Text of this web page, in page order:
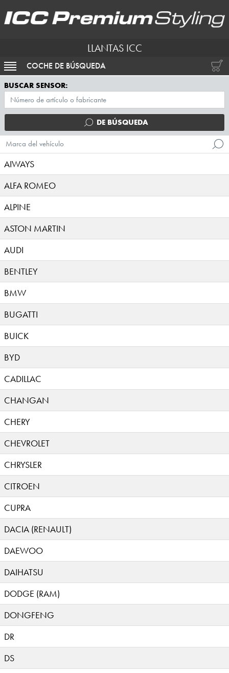
LLANTAS ICC
ACTIVAR NAVEGACIÓN
COCHE DE BÚSQUEDA
BUSCAR SENSOR:
DE BÚSQUEDA
Marca del vehículo
AIWAYS
ALFA ROMEO
ALPINE
ASTON MARTIN
AUDI
BENTLEY
BMW
BUGATTI
BUICK
BYD
CADILLAC
CHANGAN
CHERY
CHEVROLET
CHRYSLER
CITROEN
CUPRA
DACIA (RENAULT)
DAEWOO
DAIHATSU
DODGE (RAM)
DONGFENG
DR
DS